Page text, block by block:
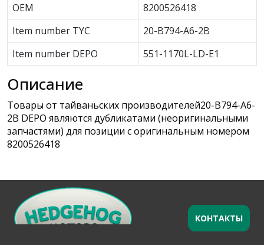
OEM
8200526418
Item number TYC
20-B794-A6-2B
Item number DEPO
551-1170L-LD-E1
Описание
Товары от тайваньских производителей20-B794-A6-
2B DEPO являются дубликатами (неоригинальными
запчастями) для позиции с оригинальным номером
8200526418
Оставьте заявку ×
КОНТАКТЫ